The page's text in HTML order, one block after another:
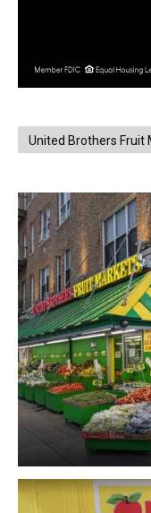
United Brothers Fruit
https://